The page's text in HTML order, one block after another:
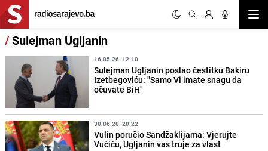
/Sulejman Ugljanin
16.05.26. 12:10
Sulejman Ugljanin poslao čestitku Bakiru
Izetbegoviću: "Samo Vi imate snagu da
očuvate BiH"
30.06.20. 20:22
Vulin poručio Sandžaklijama: Vjerujte
Vučiću, Ugljanin vas truje za vlast